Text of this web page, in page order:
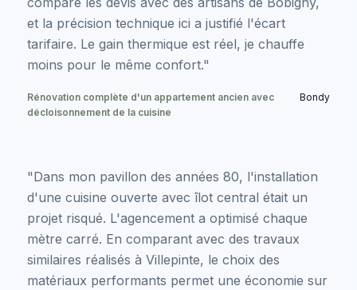
et la précision technique ici a justifié l'écart
tarifaire. Le gain thermique est réel, je chauffe
moins pour le même confort."
Rénovation complète d'un appartement ancien avec
décloisonnement de la cuisine
Bondy
"Dans mon pavillon des années 80, l'installation
d'une cuisine ouverte avec îlot central était un
projet risqué. L'agencement a optimisé chaque
mètre carré. En comparant avec des travaux
similaires réalisés à Villepinte, le choix des
matériaux performants permet une économie sur